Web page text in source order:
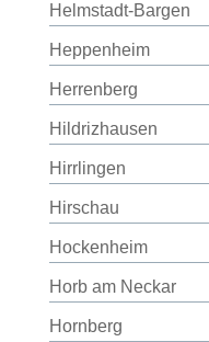
Helmstadt-Bargen
Heppenheim
Herrenberg
Hildrizhausen
Hirrlingen
Hirschau
Hockenheim
Horb am Neckar
Hornberg